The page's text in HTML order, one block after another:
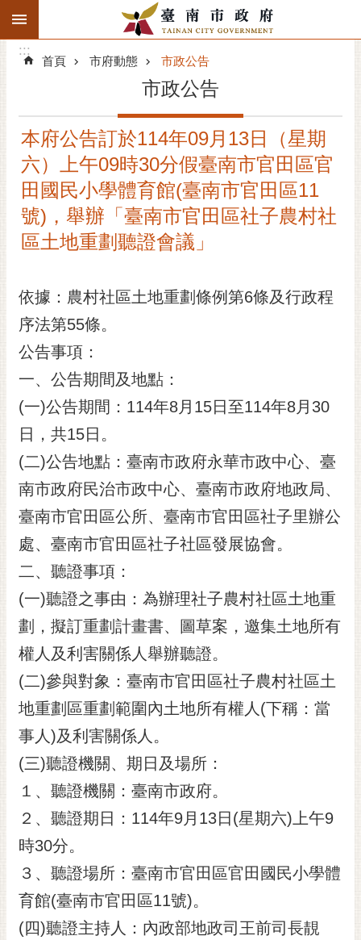
跳到主要內容區塊
搜
階
精彩府城
市府動態
市府團隊
市政資訊
黃
偉
哲
螢
光
花
泉
桐
祭
網
站
導
訂
閱
RSS
訂
閱
子
報
市
民
信
箱
:::
:::
首頁 市府動態 市政公告
市政公告
本府公告訂於114年09月13日（星期
六）上午09時30分假臺南市官田區官
田國民小學體育館(臺南市官田區11
號)，舉辦「臺南市官田區社子農村社
區土地重劃聽證會議」
依據：農村社區土地重劃條例第6條及行政程
序法第55條。
公告事項：
一、公告期間及地點：
(一)公告期間：114年8月15日至114年8月30
日，共15日。
(二)公告地點：臺南市政府永華市政中心、臺
南市政府民治市政中心、臺南市政府地政局、
臺南市官田區公所、臺南市官田區社子里辦公
處、臺南市官田區社子社區發展協會。
二、聽證事項：
(一)聽證之事由：為辦理社子農村社區土地重
劃，擬訂重劃計畫書、圖草案，邀集土地所有
權人及利害關係人舉辦聽證。
(二)參與對象：臺南市官田區社子農村社區土
地重劃區重劃範圍內土地所有權人(下稱：當
事人)及利害關係人。
(三)聽證機關、期日及場所：
１、聽證機關：臺南市政府。
２、聽證期日：114年9月13日(星期六)上午9
時30分。
３、聽證場所：臺南市官田區官田國民小學體
育館(臺南市官田區11號)。
(四)聽證主持人：內政部地政司王前司長靚